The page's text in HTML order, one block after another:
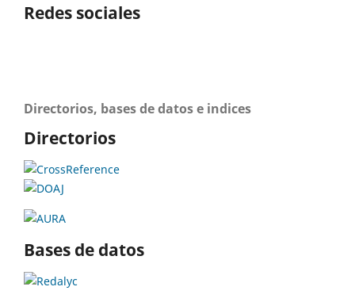
Redes sociales
Directorios, bases de datos e indices
Directorios
Bases de datos